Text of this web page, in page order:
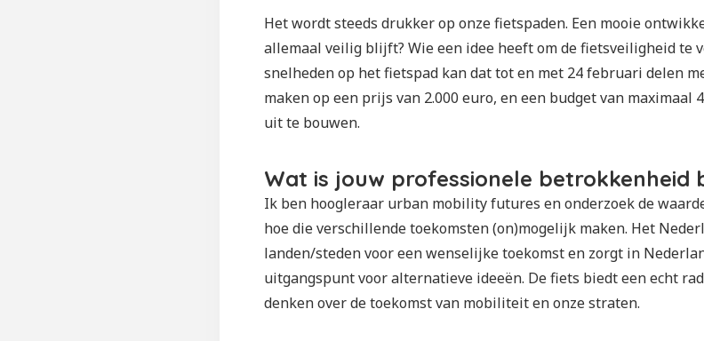
Het wordt steeds drukker op onze fietspaden. Een mooie
allemaal veilig blijft? Wie een idee heeft om de fietsveiligheid te
snelheden op het fietspad kan dat tot en met 24 februari delen
maken op een prijs van 2.000 euro, en een budget van maximaal
uit te bouwen.
Wat is jouw professionele betrokkenheid
Ik ben hoogleraar urban mobility futures en onderzoek de
hoe die verschillende toekomsten (on)mogelijk maken. Het
landen/steden voor een wenselijke toekomst en zorgt in
uitgangspunt voor alternatieve ideeën. De fiets biedt een echt
denken over de toekomst van mobiliteit en onze straten.